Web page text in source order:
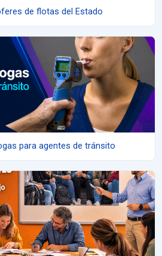
de flotas del Estado
para agentes de tránsito
para agentes de tránsito
docentes _Rev.1|26